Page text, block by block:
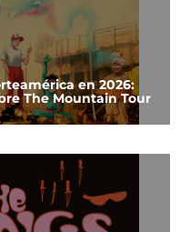
en 2026:
The Mountain Tour